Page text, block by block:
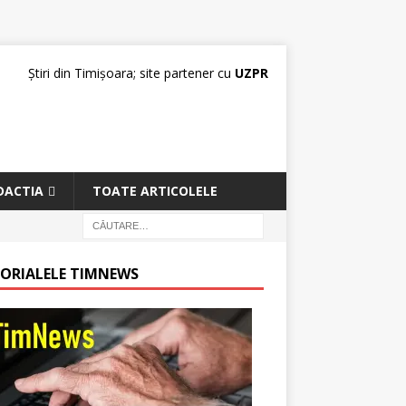
Știri din Timișoara; site partener cu UZPR
TOATE ARTICOLELE
TIMNEWS